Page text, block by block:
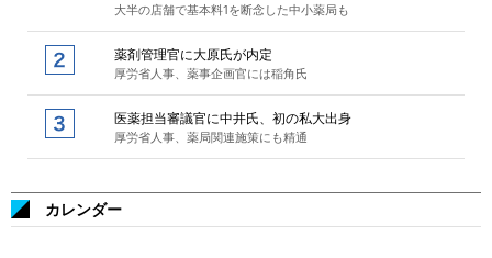
大半の店舗で基本料1を断念した中小薬局も
薬剤管理官に大原氏が内定
厚労省人事、薬事企画官には稲角氏
医薬担当審議官に中井氏、初の私大出身
厚労省人事、薬局関連施策にも精通
カレンダー